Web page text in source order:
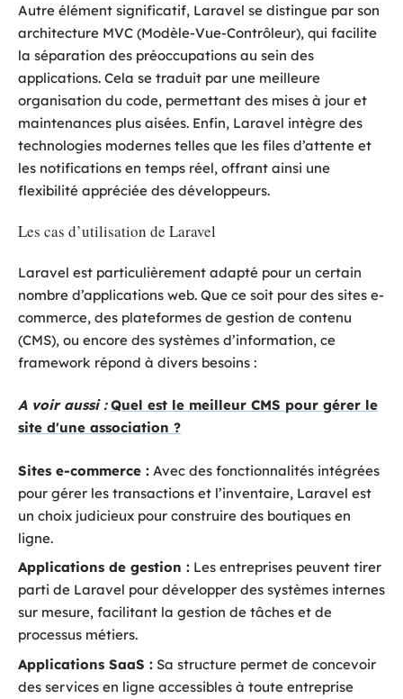
Autre élément significatif, Laravel se distingue par son
architecture MVC (Modèle-Vue-Contrôleur), qui facilite
la séparation des préoccupations au sein des
applications. Cela se traduit par une meilleure
organisation du code, permettant des mises à jour et
maintenances plus aisées. Enfin, Laravel intègre des
technologies modernes telles que les files d’attente et
les notifications en temps réel, offrant ainsi une
flexibilité appréciée des développeurs.
Les cas d’utilisation de Laravel
Laravel est particulièrement adapté pour un certain
nombre d’applications web. Que ce soit pour des sites e-
commerce, des plateformes de gestion de contenu
(CMS), ou encore des systèmes d’information, ce
framework répond à divers besoins :
A voir aussi : Quel est le meilleur CMS pour gérer le
site d'une association ?
Sites e-commerce : Avec des fonctionnalités intégrées
pour gérer les transactions et l’inventaire, Laravel est
un choix judicieux pour construire des boutiques en
ligne.
Applications de gestion : Les entreprises peuvent tirer
parti de Laravel pour développer des systèmes internes
sur mesure, facilitant la gestion de tâches et de
processus métiers.
Applications SaaS : Sa structure permet de concevoir
des services en ligne accessibles à toute entreprise